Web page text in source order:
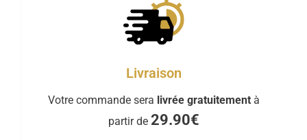
Livraison
Votre commande sera livrée gratuitement à
partir de 29.90€